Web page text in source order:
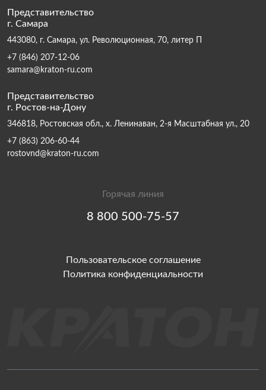
Представительство
г. Самара
443080, г. Самара, ул. Революционная, 70, литер П
+7 (846) 207-12-06
samara@kraton-ru.com
Представительство
г. Ростов-на-Дону
346818, Ростовская обл., х. Ленинаван, 2-я Масштабная ул., 20
+7 (863) 206-60-44
rostovnd@kraton-ru.com
Горячая линия
8 800 500-75-57
Пользовательское соглашение
Политика конфиденциальности